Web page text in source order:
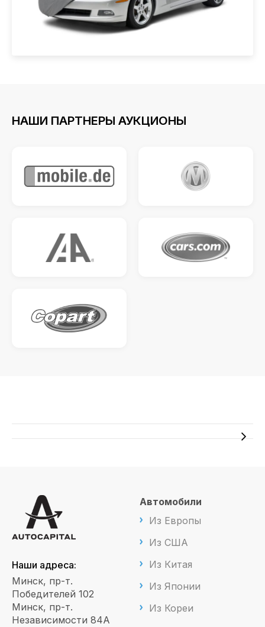
НАШИ ПАРТНЕРЫ АУКЦИОНЫ
Наши адреса:
Минск, пр-т.
Победителей 102
Минск, пр-т.
Независимости 84А
Автомобили
Из Европы
Из США
Из Китая
Из Японии
Из Кореи